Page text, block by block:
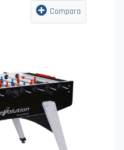
Compara